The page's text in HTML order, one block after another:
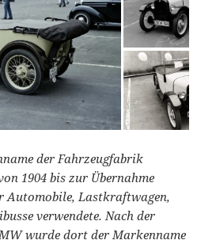
der Fahrzeugfabrik
1904 bis zur Übernahme
Automobile, Lastkraftwagen,
verwendete. Nach der
wurde dort der Markenname